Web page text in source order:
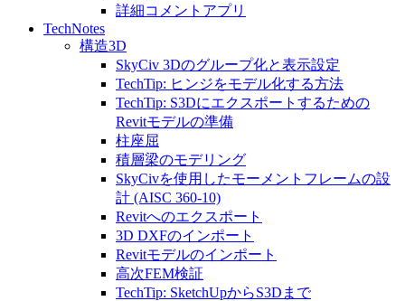
詳細コメントアプリ
TechNotes
構造3D
SkyCiv 3Dのグループ化と表示設定
TechTip: ヒンジをモデル化する方法
TechTip: S3Dにエクスポートするための
Revitモデルの準備
柱座屈
積層梁のモデリング
SkyCivを使用したモーメントフレームの設
計 (AISC 360-10)
Revitへのエクスポート
3D DXFのインポート
Revitモデルのインポート
高次FEM検証
TechTip: SketchUpからS3Dまで